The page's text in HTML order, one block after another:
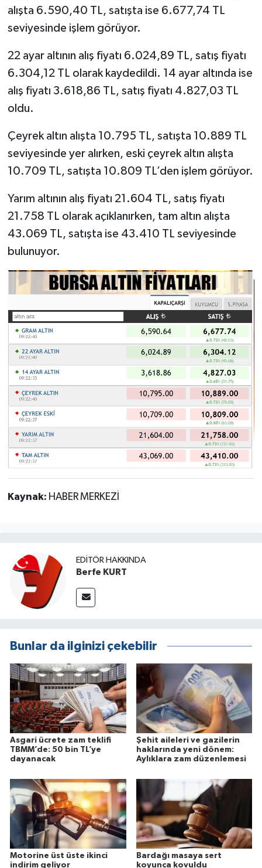
alışta 6.590,40 TL, satışta ise 6.677,74 TL
seviyesinde işlem görüyor.
22 ayar altının alış fiyatı 6.024,89 TL, satış fiyatı
6.304,12 TL olarak kaydedildi. 14 ayar altında ise
alış fiyatı 3.618,86 TL, satış fiyatı 4.827,03 TL
oldu.
Çeyrek altın alışta 10.795 TL, satışta 10.889 TL
seviyesinde yer alırken, eski çeyrek altın alışta
10.709 TL, satışta 10.809 TL’den işlem görüyor.
Yarım altının alış fiyatı 21.604 TL, satış fiyatı
21.758 TL olarak açıklanırken, tam altın alışta
43.069 TL, satışta ise 43.410 TL seviyesinde
bulunuyor.
Kaynak: HABER MERKEZİ
EDITÖR HAKKINDA
Berfe KURT
Bunlar da ilginizi çekebilir
Asgari ücrete zam teklifi
TBMM’de: 50 bin TL’ye
dayanacak
Şehit aileleri ve gazilerin
haklarında yeni dönem:
Aylıklara zam düzenlemesi
Motorine üst üste ikinci
indirim geliyor
Bardağı masaya sert
koyunca kovuldu